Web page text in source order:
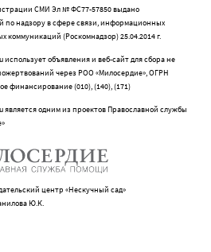
СМИ Эл № ФС77-57850 выдано
по надзору в сфере связи, информационных
коммуникаций (Роскомнадзор) 25.04.2014 г.
использует объявления и веб-сайт для сбора не
через РОО «Милосердие», ОГРН
финансирование (010), (140), (171)
является одним из проектов Православной службы
центр «Нескучный сад»
Ю.К.